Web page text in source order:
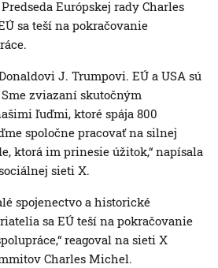
Európskej rady Charles
sa teší na pokračovanie
J. Trumpovi. EÚ a USA sú
zviazaní skutočným
ľuďmi, ktoré spája 800
spoločne pracovať na silnej
ktorá im prinesie úžitok,“ napísala
sieti X.
spojenectvo a historické
sa EÚ teší na pokračovanie
reagoval na sieti X
Charles Michel.